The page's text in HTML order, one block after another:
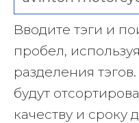
Вводите тэги и
пробел,
разделения
будут
качеству и сроку